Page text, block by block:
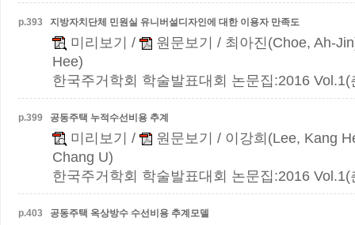
p.393 지방자치단체 민원실 유니버설디자인에 대한 이용자 만족도
미리보기 / 원문보기
/ 최아진(Choe, Ah-
Hee)
한국주거학회 학술발표대회 논문집:2016
p.399 공동주택 누적수선비용 추계
미리보기 / 원문보기
/ 이강희(Lee, Kang
Chang U)
한국주거학회 학술발표대회 논문집:2016
p.403 공동주택 옥상방수 수선비용 추계모델